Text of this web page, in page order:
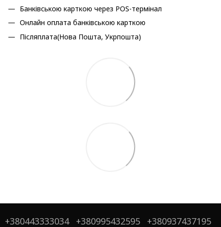
Банківською карткою через POS-термінал
Онлайн оплата банківською карткою
Післяплата(Нова Пошта, Укрпошта)
+380443333034 +380995432595 +380937437195